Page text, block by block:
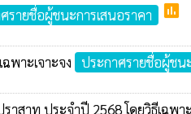
รายชื่อผู้ชนะการเสนอราคา poll
พาะเจาะจง ประกาศรายชื่อผู้ชน
สาท ประจำปี 2568 โดยวิธีเฉพาะ